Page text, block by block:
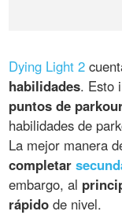
Dying Light 2
habilidades. Esto
puntos de
habilidades de
La mejor manera
completar
embargo, al
rápido de nivel.